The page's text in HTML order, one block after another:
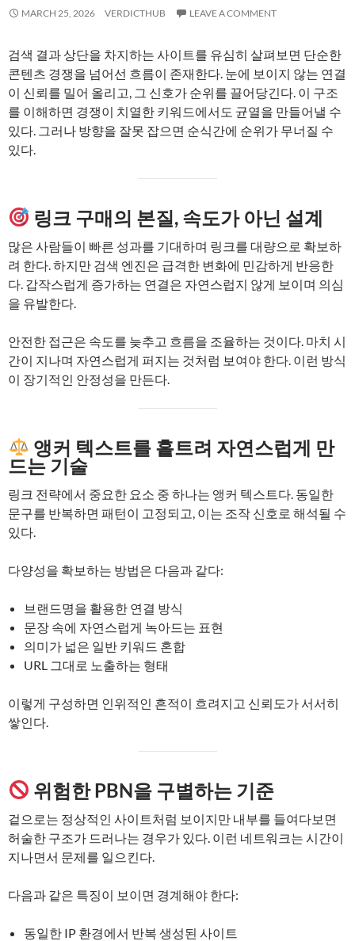
MARCH 25, 2026 VERDICTHUB LEAVE A COMMENT
검색 결과 상단을 차지하는 사이트를 유심히 살펴보면 단순한
콘텐츠 경쟁을 넘어선 흐름이 존재한다. 눈에 보이지 않는 연결
이 신뢰를 밀어 올리고, 그 신호가 순위를 끌어당긴다. 이 구조
를 이해하면 경쟁이 치열한 키워드에서도 균열을 만들어낼 수
있다. 그러나 방향을 잘못 잡으면 순식간에 순위가 무너질 수
있다.
링크 구매의 본질, 속도가 아닌 설계
많은 사람들이 빠른 성과를 기대하며 링크를 대량으로 확보하
려 한다. 하지만 검색 엔진은 급격한 변화에 민감하게 반응한
다. 갑작스럽게 증가하는 연결은 자연스럽지 않게 보이며 의심
을 유발한다.
안전한 접근은 속도를 늦추고 흐름을 조율하는 것이다. 마치 시
간이 지나며 자연스럽게 퍼지는 것처럼 보여야 한다. 이런 방식
이 장기적인 안정성을 만든다.
앵커 텍스트를 흩트려 자연스럽게 만
드는 기술
링크 전략에서 중요한 요소 중 하나는 앵커 텍스트다. 동일한
문구를 반복하면 패턴이 고정되고, 이는 조작 신호로 해석될 수
있다.
다양성을 확보하는 방법은 다음과 같다:
브랜드명을 활용한 연결 방식
문장 속에 자연스럽게 녹아드는 표현
의미가 넓은 일반 키워드 혼합
URL 그대로 노출하는 형태
이렇게 구성하면 인위적인 흔적이 흐려지고 신뢰도가 서서히
쌓인다.
위험한 PBN을 구별하는 기준
겉으로는 정상적인 사이트처럼 보이지만 내부를 들여다보면
허술한 구조가 드러나는 경우가 있다. 이런 네트워크는 시간이
지나면서 문제를 일으킨다.
다음과 같은 특징이 보이면 경계해야 한다:
동일한 IP 환경에서 반복 생성된 사이트